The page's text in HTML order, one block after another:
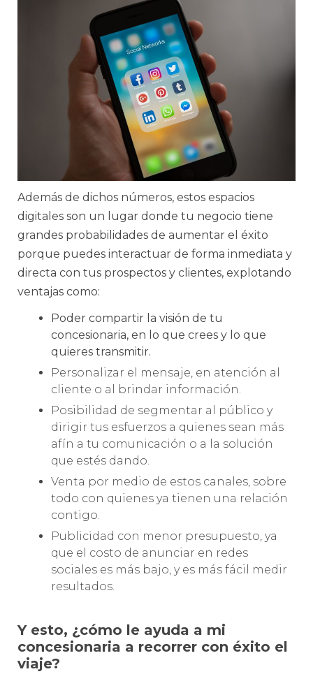
Además de dichos números, estos espacios
digitales son un lugar donde tu negocio tiene
grandes probabilidades de aumentar el éxito
porque puedes interactuar de forma inmediata y
directa con tus prospectos y clientes, explotando
ventajas como:
Poder compartir la visión de tu
concesionaria, en lo que crees y lo que
quieres transmitir.
Personalizar el mensaje, en atención al
cliente o al brindar información.
Posibilidad de segmentar al público y
dirigir tus esfuerzos a quienes sean más
afín a tu comunicación o a la solución
que estés dando.
Venta por medio de estos canales, sobre
todo con quienes ya tienen una relación
contigo.
Publicidad con menor presupuesto, ya
que el costo de anunciar en redes
sociales es más bajo, y es más fácil medir
resultados.
Y esto, ¿cómo le ayuda a mi
concesionaria a recorrer con éxito el
viaje?